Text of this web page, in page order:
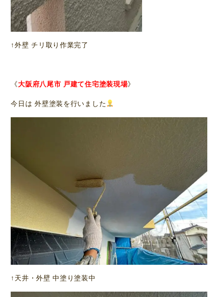
↑外壁 チリ取り作業完了
《大阪府八尾市 戸建て住宅塗装現場》
今日は 外壁塗装を行いました
↑天井・外壁 中塗り塗装中